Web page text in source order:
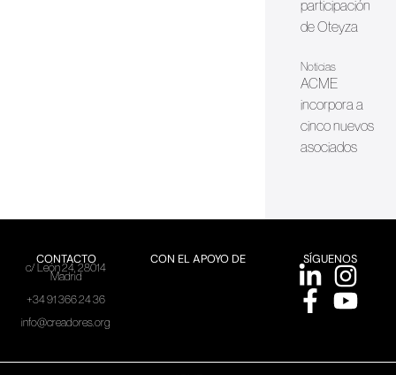
participación
de Oteyza
Noticias
ACME
incorpora a
cinco nuevos
asociados
CONTACTO
c/ León 24, 28014
Madrid
+34 91 366 24 36
info@creadores.org
CON EL APOYO DE SÍGUENOS